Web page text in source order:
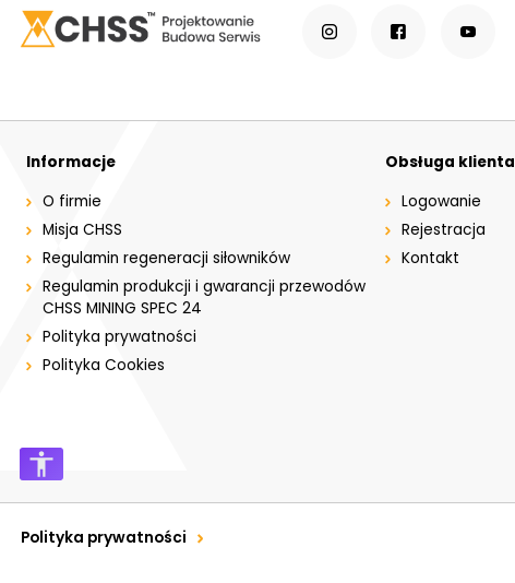
Informacje
O firmie
Misja CHSS
Regulamin regeneracji siłowników
Regulamin produkcji i gwarancji przewodów
CHSS MINING SPEC 24
Polityka prywatności
Polityka Cookies
Obsługa klienta
Logowanie
Rejestracja
Kontakt
Polityka prywatności